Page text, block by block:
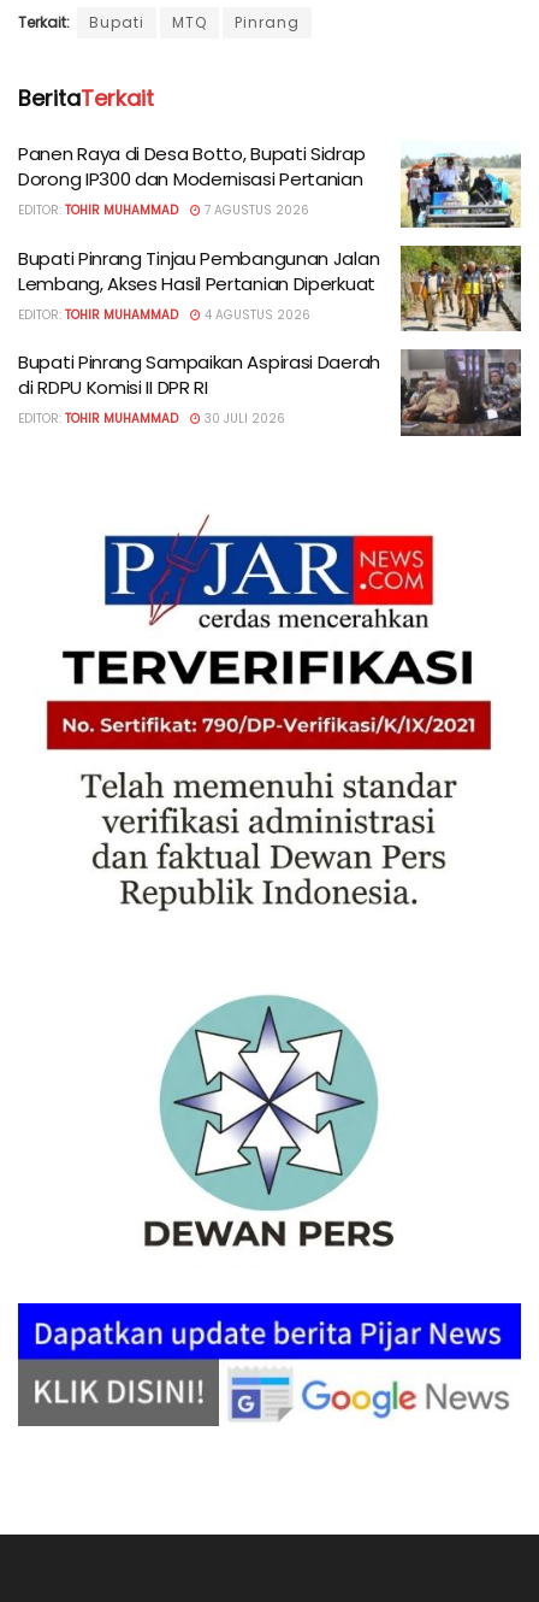
Terkait: Bupati MTQ Pinrang
BeritaTerkait
Panen Raya di Desa Botto, Bupati Sidrap
Dorong IP300 dan Modernisasi Pertanian
EDITOR: TOHIR MUHAMMAD 7 AGUSTUS 2026
Bupati Pinrang Tinjau Pembangunan Jalan
Lembang, Akses Hasil Pertanian Diperkuat
EDITOR: TOHIR MUHAMMAD 4 AGUSTUS 2026
Bupati Pinrang Sampaikan Aspirasi Daerah
di RDPU Komisi II DPR RI
EDITOR: TOHIR MUHAMMAD 30 JULI 2026